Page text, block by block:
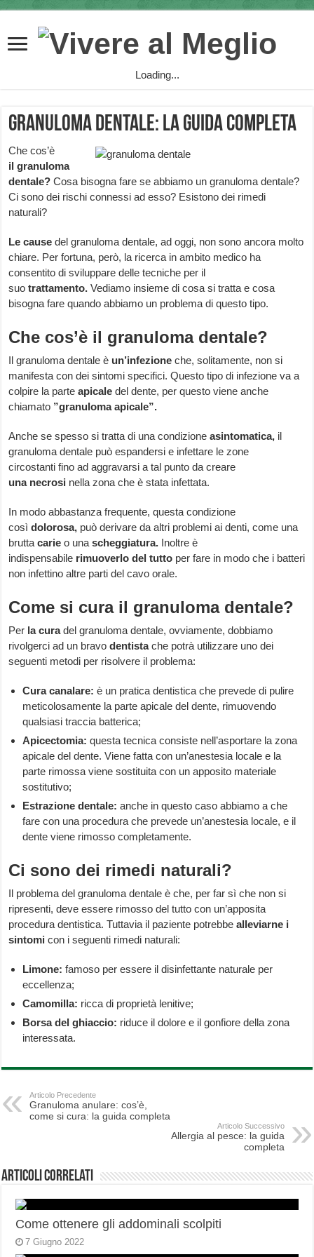
Loading...
Granuloma dentale: la guida completa
Che cos’è
il granuloma
dentale? Cosa bisogna fare se abbiamo un granuloma dentale?
Ci sono dei rischi connessi ad esso? Esistono dei rimedi
naturali?
Le cause del granuloma dentale, ad oggi, non sono ancora molto
chiare. Per fortuna, però, la ricerca in ambito medico ha
consentito di sviluppare delle tecniche per il
suotrattamento.Vediamo insieme di cosa si tratta e cosa
bisogna fare quando abbiamo un problema di questo tipo.
Che cos’è il granuloma dentale?
Il granuloma dentale è un’infezione che, solitamente, non si
manifesta con dei sintomi specifici. Questo tipo di infezione va a
colpire la parteapicale del dente, per questo viene anche
chiamato ”granuloma apicale”.
Anche se spesso si tratta di una condizioneasintomatica, il
granuloma dentale può espandersi e infettare le zone
circostanti fino ad aggravarsi a tal punto da creare
una necrosi nella zona che è stata infettata.
In modo abbastanza frequente, questa condizione
cosìdolorosa, può derivare da altri problemi ai denti, come una
bruttacarie o unascheggiatura. Inoltre è
indispensabile rimuoverlo del tutto per fare in modo che i batteri
non infettino altre parti del cavo orale.
Come si cura il granuloma dentale?
Per la curadel granuloma dentale, ovviamente, dobbiamo
rivolgerci ad un bravodentistache potrà utilizzare uno dei
seguenti metodi per risolvere il problema:
Cura canalare: è un pratica dentistica che prevede di pulire
meticolosamente la parte apicale del dente, rimuovendo
qualsiasi traccia batterica;
Apicectomia:questa tecnica consiste nell’asportare la zona
apicale del dente. Viene fatta con un’anestesia locale e la
parte rimossa viene sostituita con un apposito materiale
sostitutivo;
Estrazione dentale:anche in questo caso abbiamo a che
fare con una procedura che prevede un’anestesia locale, e il
dente viene rimosso completamente.
Ci sono dei rimedi naturali?
Il problema del granuloma dentale è che, per far sì che non si
ripresenti, deve essere rimosso del tutto con un’apposita
procedura dentistica. Tuttavia il paziente potrebbealleviarne i
sintomi con i seguenti rimedi naturali:
Limone: famoso per essere il disinfettante naturale per
eccellenza;
Camomilla: ricca di proprietà lenitive;
Borsa del ghiaccio: riduce il dolore e il gonfiore della zona
interessata.
Articolo Precedente
Granuloma anulare: cos’è,
come si cura: la guida completa
Articolo Successivo
Allergia al pesce: la guida
completa
Articoli correlati
Come ottenere gli addominali scolpiti
7 Giugno 2022